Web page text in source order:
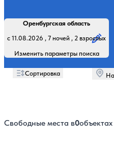
Оренбургская область
с 11.08.2026 , 7 ночей , 2 взрослых
Изменить параметры поиска
Регион, курорт или название
Профиль лечения:
Отдыхающие:
Дата заезда:
Кол-во ночей:
Найти
Сортировка
Свободные места в0